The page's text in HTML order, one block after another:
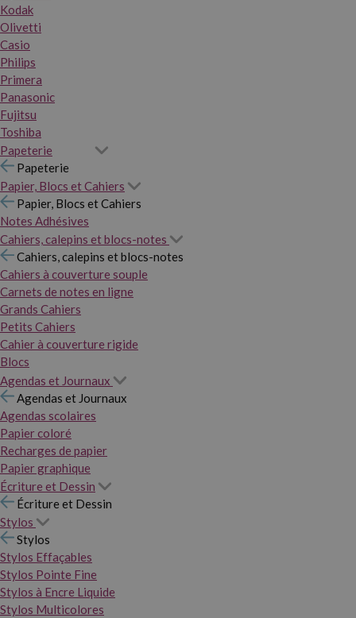
Kodak
Olivetti
Casio
Philips
Primera
Panasonic
Fujitsu
Toshiba
Papeterie
Papeterie
Papier, Blocs et Cahiers
Papier, Blocs et Cahiers
Notes Adhésives
Cahiers, calepins et blocs-notes
Cahiers, calepins et blocs-notes
Cahiers à couverture souple
Carnets de notes en ligne
Grands Cahiers
Petits Cahiers
Cahier à couverture rigide
Blocs
Agendas et Journaux
Agendas et Journaux
Agendas scolaires
Papier coloré
Recharges de papier
Papier graphique
Écriture et Dessin
Écriture et Dessin
Stylos
Stylos
Stylos Effaçables
Stylos Pointe Fine
Stylos à Encre Liquide
Stylos Multicolores